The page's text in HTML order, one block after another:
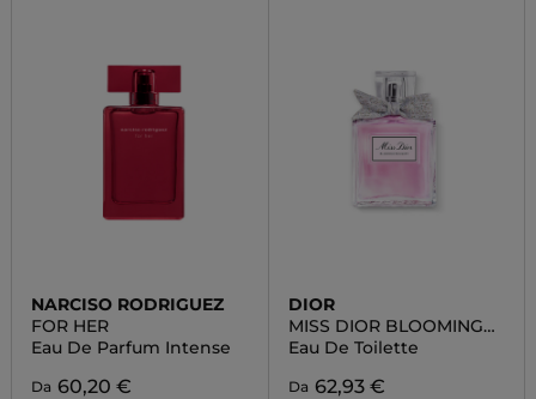
NARCISO RODRIGUEZ
FOR HER
Eau De Parfum Intense
Da 60,20 €
DIOR
MISS DIOR BLOOMING
BOUQUET
Eau De Toilette
Da 62,93 €